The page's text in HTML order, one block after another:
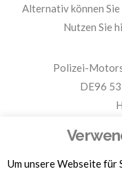
Alternativ können
Nutzen Sie
Polizei-
DE96
Für
Um unsere Webseite